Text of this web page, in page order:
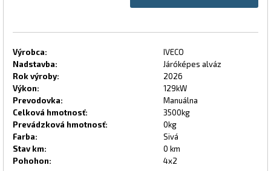
Výrobca:
IVECO
Nadstavba:
Járóképes alváz
Rok výroby:
2026
Výkon:
129kW
Prevodovka:
Manuálna
Celková hmotnosť:
3500kg
Prevádzková hmotnosť:
0kg
Farba:
Sivá
Stav km:
0 km
Pohohon:
4x2